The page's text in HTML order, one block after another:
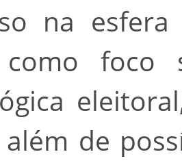
na esfera
foco
de